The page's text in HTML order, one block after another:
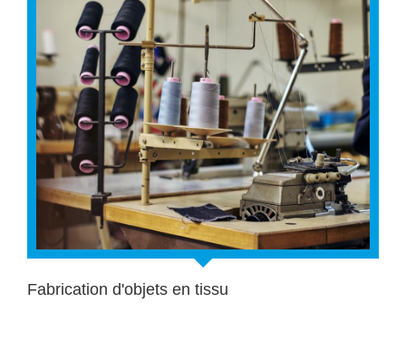
Fabrication d'objets en tissu